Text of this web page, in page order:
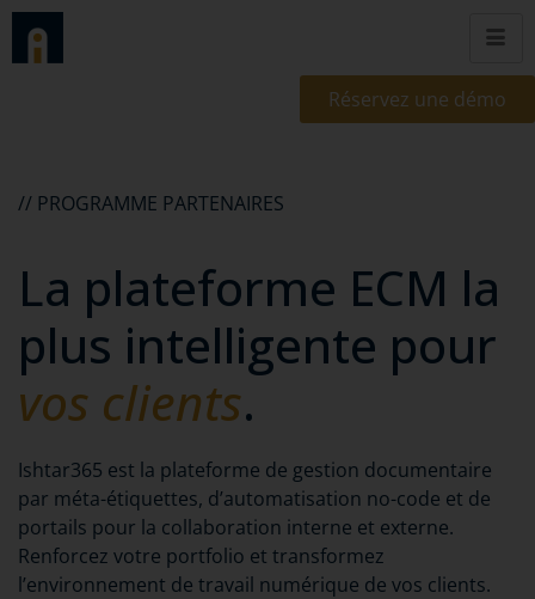
Réservez une démo
// PROGRAMME PARTENAIRES
La plateforme ECM la
plus intelligente pour
vos clients.
Ishtar365 est la plateforme de gestion documentaire
par méta-étiquettes, d’automatisation no-code et de
portails pour la collaboration interne et externe.
Renforcez votre portfolio et transformez
l’environnement de travail numérique de vos clients.